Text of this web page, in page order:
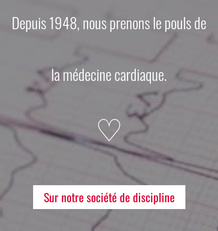
Depuis 1948, nous prenons le pouls de
la médecine cardiaque.
♡
Sur notre société de discipline